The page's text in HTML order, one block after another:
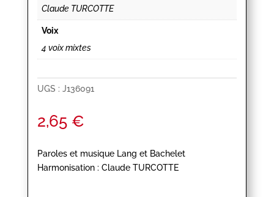
Claude TURCOTTE
Voix
4 voix mixtes
UGS : J136091
2,65 €
Paroles et musique Lang et Bachelet
Harmonisation : Claude TURCOTTE